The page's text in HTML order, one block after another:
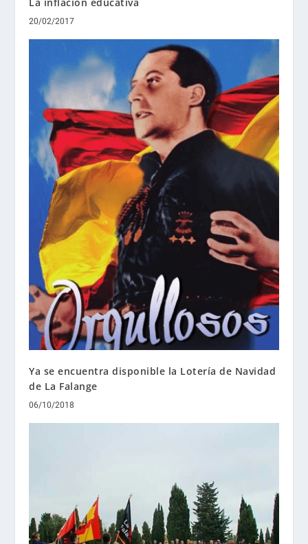
20/02/2017
Ya se encuentra disponible la Lotería de Navidad
de La Falange
06/10/2018